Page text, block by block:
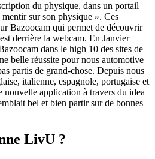
du physique, dans un portail
sur son physique ». Ces
Bazoocam qui permet de découvrir
derrière la webcam. En Janvier
dans le high 10 des sites de
belle réussite pour nous automotive
partis de grand-chose. Depuis nous
italienne, espagnole, portugaise et
nouvelle application à travers du idea
bel et bien partir sur de bonnes
LivU ?